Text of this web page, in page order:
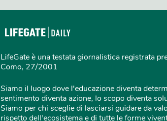
LifeGate è una testata giornalistica registrata
Como, 27/2001
Siamo il luogo dove l'educazione diventa
sentimento diventa azione, lo scopo diventa
Siamo per chi sceglie di lasciarsi guidare da
rispetto dell'ecosistema e di tutte le forme